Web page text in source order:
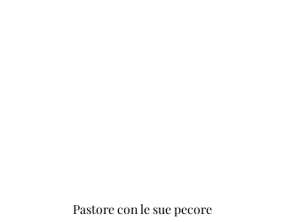
Pastore con le sue pecore